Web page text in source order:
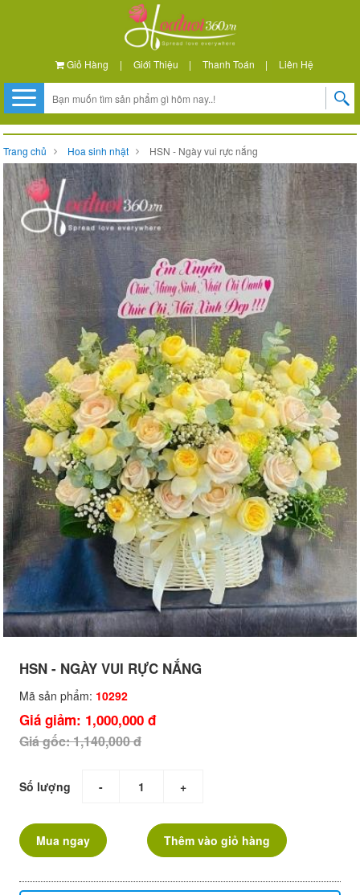
Giỏ Hàng | Giới Thiệu | Thanh Toán | Liên Hệ
Trang chủ Hoa sinh nhật HSN - Ngày vui rực nắng
HSN - NGÀY VUI RỰC NẮNG
Mã sản phẩm: 10292
Giá giảm: 1,000,000 đ
Giá gốc: 1,140,000 đ
Số lượng - +
Mua ngay Thêm vào giỏ hàng